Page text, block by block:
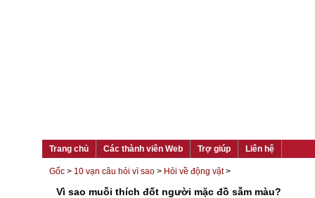
Trang chủ Các thành viên Web Trợ giúp Liên hệ
Gốc > 10 vạn câu hỏi vì sao > Hỏi về động vật>
Vì sao muỗi thích đốt người mặc đồ sẫm màu?